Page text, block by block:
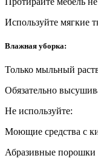
Используйте мягкие
Влажная уборка:
Только мыльный
Обязательно
Не используйте:
Моющие средства с
Абразивные порошки